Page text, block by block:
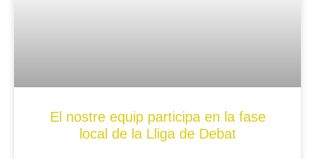
El nostre equip participa en la fase
local de la Lliga de Debat